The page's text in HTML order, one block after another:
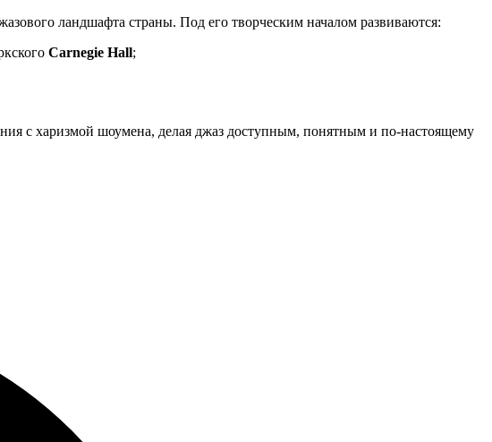
ландшафта страны. Под его творческим началом развиваются:
Carnegie Hall;
с харизмой шоумена, делая джаз доступным, понятным и по-настоящему